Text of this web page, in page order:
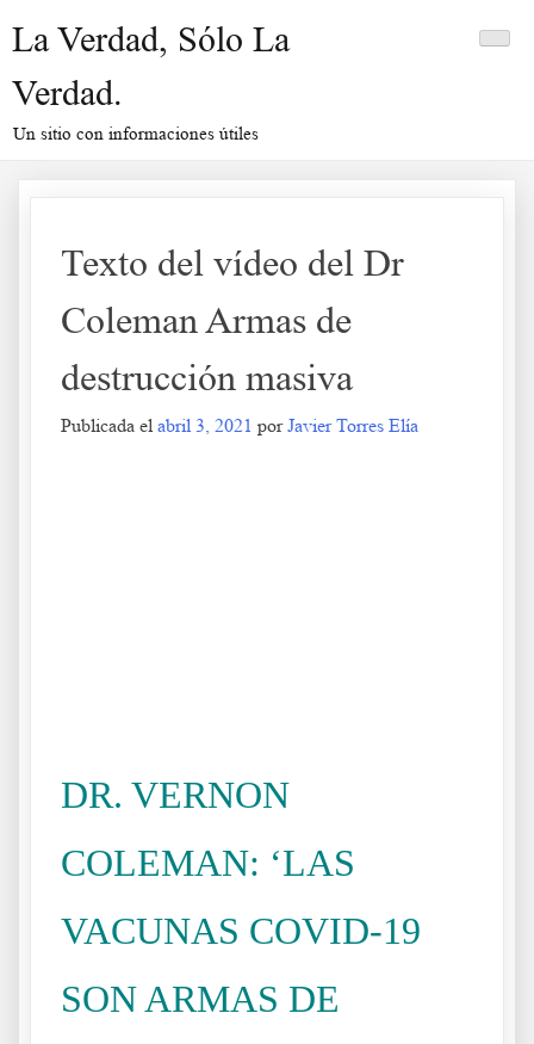
La Verdad, Sólo La
Verdad.
Un sitio con informaciones útiles
Texto del vídeo del Dr
Coleman Armas de
destrucción masiva
Publicada el abril 3, 2021 porJavier Torres Elía
DR. VERNON
COLEMAN: ‘LAS
VACUNAS COVID-19
SON ARMAS DE